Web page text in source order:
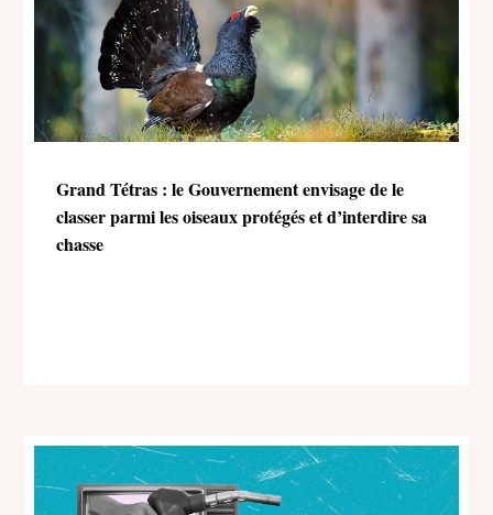
Grand Tétras : le Gouvernement envisage de le
classer parmi les oiseaux protégés et d’interdire sa
chasse